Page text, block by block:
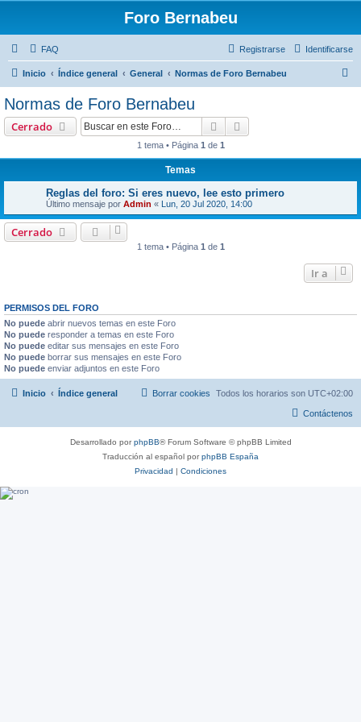
Foro Bernabeu
FAQ Identificarse
Registrarse
Inicio Índice general General Normas de Foro Bernabeu
Normas de Foro Bernabeu
Cerrado Buscar
1 tema • Página 1 de 1
Temas
Reglas del foro: Si eres nuevo, lee esto primero
Último mensaje por Admin « Lun, 20 Jul 2020, 14:00
Cerrado
1 tema • Página 1 de 1
Ir a
PERMISOS DEL FORO
No puede abrir nuevos temas en este Foro
No puede responder a temas en este Foro
No puede editar sus mensajes en este Foro
No puede borrar sus mensajes en este Foro
No puede enviar adjuntos en este Foro
Inicio Índice general Todos los horarios son UTC+02:00
Borrar cookies
Contáctenos
Desarrollado porphpBB® Forum Software © phpBB Limited
Traducción al español porphpBB España
Privacidad | Condiciones